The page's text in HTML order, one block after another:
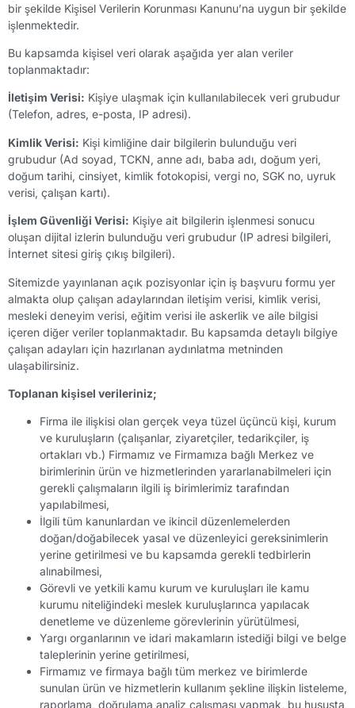
bir şekilde Kişisel Verilerin Korunması Kanunu’na uygun bir şekilde
işlenmektedir.
Bu kapsamda kişisel veri olarak aşağıda yer alan veriler
toplanmaktadır:
İletişim Verisi: Kişiye ulaşmak için kullanılabilecek veri grubudur
(Telefon, adres, e-posta, IP adresi).
Kimlik Verisi: Kişi kimliğine dair bilgilerin bulunduğu veri
grubudur (Ad soyad, TCKN, anne adı, baba adı, doğum yeri,
doğum tarihi, cinsiyet, kimlik fotokopisi, vergi no, SGK no, uyruk
verisi, çalışan kartı).
İşlem Güvenliği Verisi: Kişiye ait bilgilerin işlenmesi sonucu
oluşan dijital izlerin bulunduğu veri grubudur (IP adresi bilgileri,
İnternet sitesi giriş çıkış bilgileri).
Sitemizde yayınlanan açık pozisyonlar için iş başvuru formu yer
almakta olup çalışan adaylarından iletişim verisi, kimlik verisi,
mesleki deneyim verisi, eğitim verisi ile askerlik ve aile bilgisi
içeren diğer veriler toplanmaktadır. Bu kapsamda detaylı bilgiye
çalışan adayları için hazırlanan aydınlatma metninden
ulaşabilirsiniz.
Toplanan kişisel verileriniz;
Firma ile ilişkisi olan gerçek veya tüzel üçüncü kişi, kurum
ve kuruluşların (çalışanlar, ziyaretçiler, tedarikçiler, iş
ortakları vb.) Firmamız ve Firmamıza bağlı Merkez ve
birimlerinin ürün ve hizmetlerinden yararlanabilmeleri için
gerekli çalışmaların ilgili iş birimlerimiz tarafından
yapılabilmesi,
İlgili tüm kanunlardan ve ikincil düzenlemelerden
doğan/doğabilecek yasal ve düzenleyici gereksinimlerin
yerine getirilmesi ve bu kapsamda gerekli tedbirlerin
alınabilmesi,
Görevli ve yetkili kamu kurum ve kuruluşları ile kamu
kurumu niteliğindeki meslek kuruluşlarınca yapılacak
denetleme ve düzenleme görevlerinin yürütülmesi,
Yargı organlarının ve idari makamların istediği bilgi ve belge
taleplerinin yerine getirilmesi,
Firmamız ve firmaya bağlı tüm merkez ve birimlerde
sunulan ürün ve hizmetlerin kullanım şekline ilişkin listeleme,
raporlama, doğrulama analiz çalışması yapmak, bu hususta